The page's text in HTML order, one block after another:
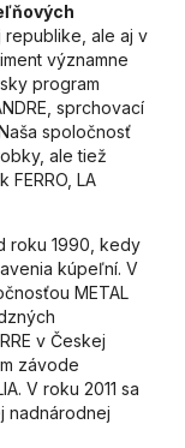
republike, ale aj v
významne
program
sprchovací
spoločnosť
ale tiež
LA
roku 1990, kedy
kúpeľní. V
METAL
v Českej
závode
V roku 2011 sa
nadnárodnej